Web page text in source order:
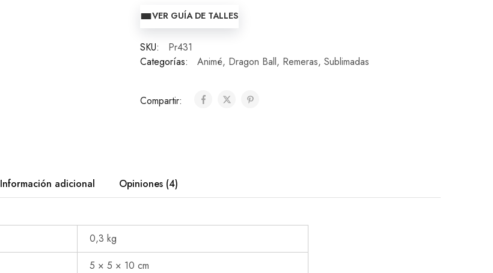
VER GUÍA DE TALLES
SKU:
Pr431
Categorías:
Animé, Dragon Ball, Remeras, Sublimadas
Compartir:
Información adicional Opiniones (4)
0,3 kg
5 × 5 × 10 cm